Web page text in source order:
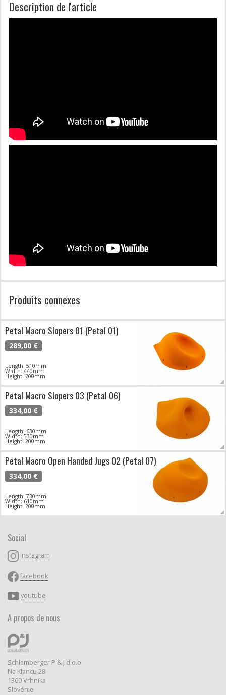
Description de l'article
Produits connexes
Petal Macro Slopers 01 (Petal 01)
289,00 €
Length: 510mm
Width: 440mm
Height: 200mm
Petal Macro Slopers 03 (Petal 06)
334,00 €
Length: 630mm
Width: 530mm
Height: 200mm
Petal Macro Open Handed Jugs 02 (Petal 07)
334,00 €
Length: 730mm
Width: 610mm
Height: 200mm
Social
instagram
facebook
youtube
A propos de nous
Schlamberger P & J d.o.o
Na Klancu 28
1360 Vrhnika
Slovénie